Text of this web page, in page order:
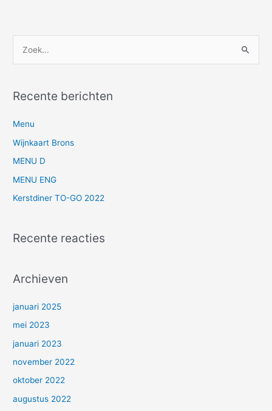
k
r
:
Recente berichten
Menu
Wijnkaart Brons
MENU D
MENU ENG
Kerstdiner TO-GO 2022
Recente reacties
Archieven
januari 2025
mei 2023
januari 2023
november 2022
oktober 2022
augustus 2022